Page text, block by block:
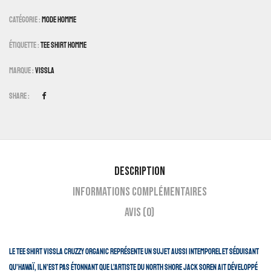
Catégorie : Mode Homme
Étiquette :Tee Shirt Homme
Marque :Vissla
Share :
Description
Informations complémentaires
Avis (0)
Le Tee Shirt VISSLA Cruzzy Organic représente un sujet aussi intemporel et séduisant
qu’Hawaï, il n’est pas étonnant que l’artiste du North Shore Jack Soren ait développé